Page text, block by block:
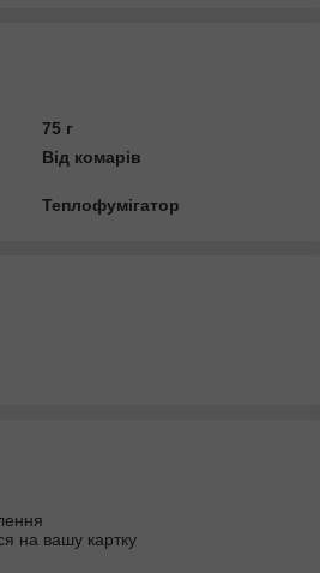
75 г
Від комарів
Теплофумігатор
на вашу картку